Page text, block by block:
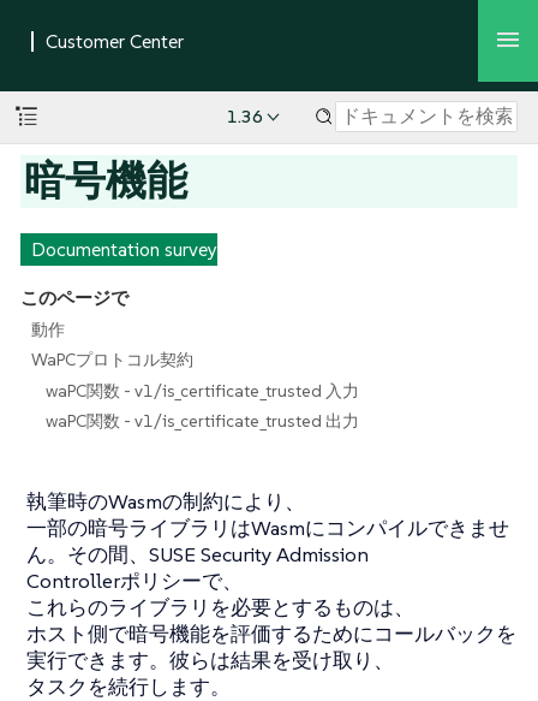
1.36
暗号機能
Documentation survey
このページで
動作
WaPCプロトコル契約
waPC関数 - v1/is_certificate_trusted 入力
waPC関数 - v1/is_certificate_trusted 出力
執筆時のWasmの制約により、
一部の暗号ライブラリはWasmにコンパイルできませ
ん。その間、SUSE Security Admission
Controllerポリシーで、
これらのライブラリを必要とするものは、
ホスト側で暗号機能を評価するためにコールバックを
実行できます。彼らは結果を受け取り、
タスクを続行します。